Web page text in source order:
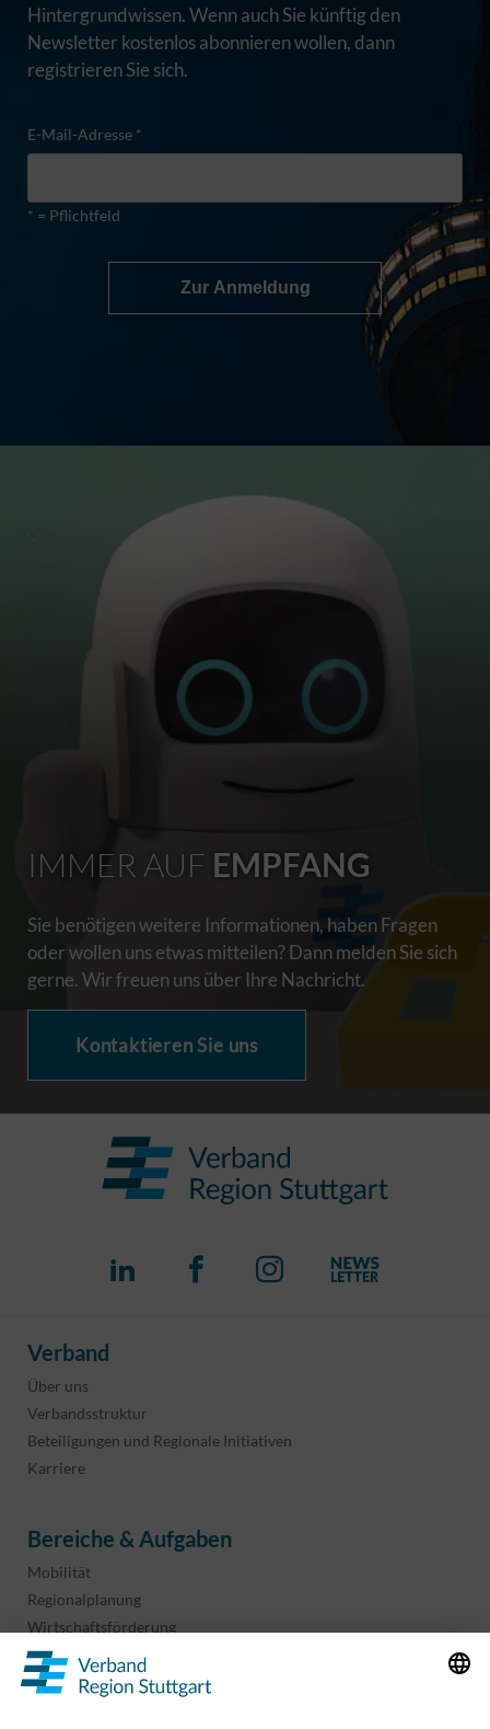
Hintergrundwissen. Wenn auch Sie künftig den
Newsletter kostenlos abonnieren wollen, dann
registrieren Sie sich.
E-Mail-Adresse *
* = Pflichtfeld
Zur Anmeldung
IMMER AUF EMPFANG
Sie benötigen weitere Informationen, haben Fragen
oder wollen uns etwas mitteilen? Dann melden Sie sich
gerne. Wir freuen uns über Ihre Nachricht.
Kontaktieren Sie uns
Verband
Über uns
Verbandsstruktur
Beteiligungen und Regionale Initiativen
Karriere
Bereiche & Aufgaben
Mobilität
Regionalplanung
Wirtschaftsförderung
Sport und Kultur